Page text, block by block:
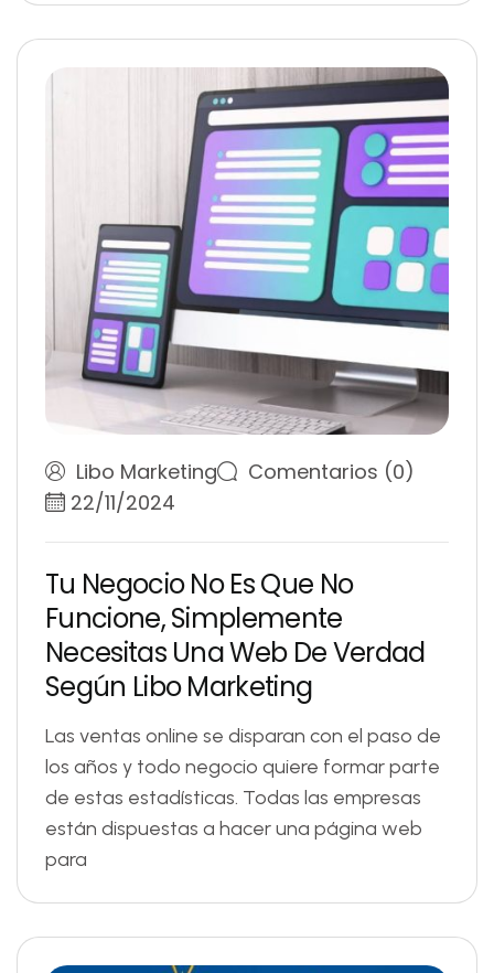
Libo Marketing
Comentarios (0)
22/11/2024
Tu Negocio No EsQue No
Funcione,Simplemente
Necesitas UnaWeb DeVerdad
Según Libo Marketing
Las ventas online se disparan con el paso de
los años y todo negocio quiere formar parte
de estas estadísticas. Todas las empresas
están dispuestas a hacer una página web
para